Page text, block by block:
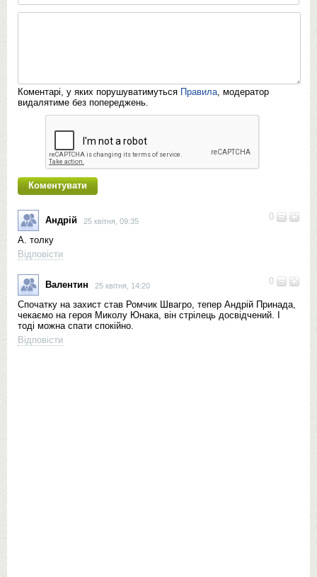
Коментарі, у яких порушуватимуться Правила , модератор
видалятиме без попереджень.
0
Андрій 25 квітня, 09:35
А. толку
Відповісти
0
Валентин 25 квітня, 14:20
Спочатку на захист став Ромчик Швагро, тепер Андрій Принада,
чекаємо на героя Миколу Юнака, він стрілець досвідчений. І
тоді можна спати спокійно.
Відповісти